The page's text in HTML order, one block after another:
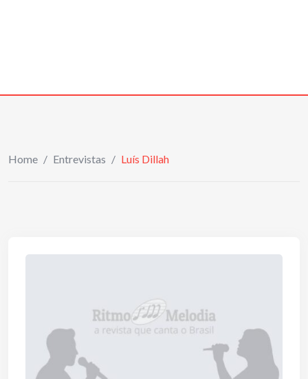
Home / Entrevistas / Luís Dillah